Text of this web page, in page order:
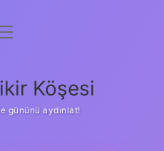
Uyarı
Köşesi
gününü aydınlat!